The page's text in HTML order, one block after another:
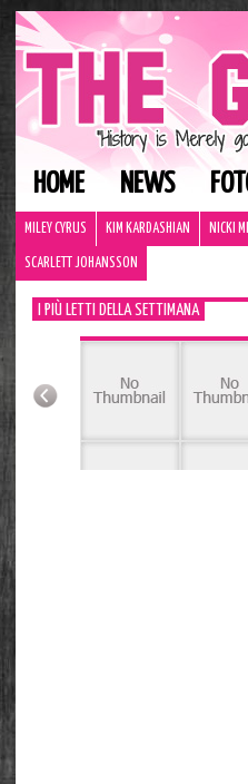
HOME NEWS
MILEY CYRUS KIM KARDASHIAN NICKI
SCARLETT JOHANSSON
I PIÙ LETTI DELLA SETTIMANA